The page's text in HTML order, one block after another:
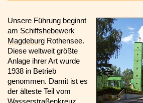
Unsere Führung beginnt
am Schiffshebewerk
Magdeburg Rothensee.
Diese weltweit größte
Anlage ihrer Art wurde
1938 in Betrieb
genommen. Damit ist es
der älteste Teil vom